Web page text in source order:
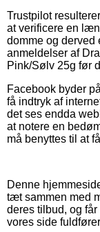
Trustpilot
at verificere en
domme og derved
anmeldelser af
Pink/Sølv 25g før
Facebook byder
få indtryk af
det ses endda
at notere en
må benyttes til at
Denne
tæt sammen med
deres tilbud, og
vores side